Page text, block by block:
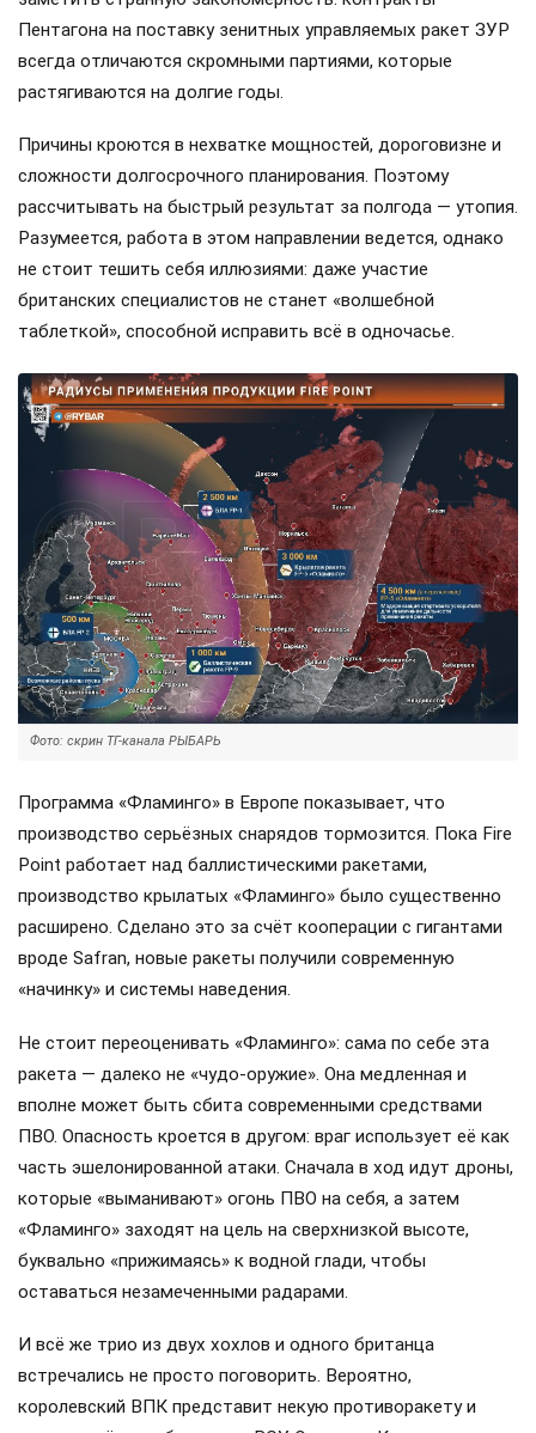
Пентагона на поставку зенитных управляемых ракет ЗУР
всегда отличаются скромными партиями, которые
растягиваются на долгие годы.
Причины кроются в нехватке мощностей, дороговизне и
сложности долгосрочного планирования. Поэтому
рассчитывать на быстрый результат за полгода — утопия.
Разумеется, работа в этом направлении ведется, однако
не стоит тешить себя иллюзиями: даже участие
британских специалистов не станет «волшебной
таблеткой», способной исправить всё в одночасье.
Фото: скрин ТГ-канала РЫБАРЬ
Программа «Фламинго» в Европе показывает, что
производство серьёзных снарядов тормозится. Пока Fire
Point работает над баллистическими ракетами,
производство крылатых «Фламинго» было существенно
расширено. Сделано это за счёт кооперации с гигантами
вроде Safran, новые ракеты получили современную
«начинку» и системы наведения.
Не стоит переоценивать «Фламинго»: сама по себе эта
ракета — далеко не «чудо-оружие». Она медленная и
вполне может быть сбита современными средствами
ПВО. Опасность кроется в другом: враг использует её как
часть эшелонированной атаки. Сначала в ход идут дроны,
которые «выманивают» огонь ПВО на себя, а затем
«Фламинго» заходят на цель на сверхнизкой высоте,
буквально «прижимаясь» к водной глади, чтобы
оставаться незамеченными радарами.
И всё же трио из двух хохлов и одного британца
встречались не просто поговорить. Вероятно,
королевский ВПК представит некую противоракету и